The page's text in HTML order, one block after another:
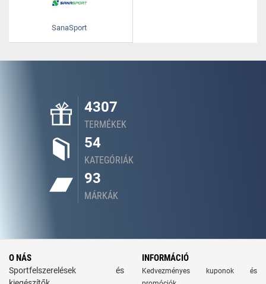
SanaSport
4307
TERMÉKEK
54
KATEGÓRIÁK
93
MÁRKÁK
O NÁS
Sportfelszerelések és
INFORMÁCIÓ
Kedvezményes kuponok és